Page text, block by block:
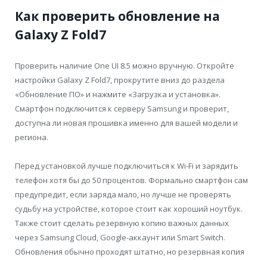
Как проверить обновление на
Galaxy Z Fold7
Проверить наличие One UI 8.5 можно вручную. Откройте
настройки Galaxy Z Fold7, прокрутите вниз до раздела
«Обновление ПО» и нажмите «Загрузка и установка».
Смартфон подключится к серверу Samsung и проверит,
доступна ли новая прошивка именно для вашей модели и
региона.
Перед установкой лучше подключиться к Wi-Fi и зарядить
телефон хотя бы до 50 процентов. Формально смартфон сам
предупредит, если заряда мало, но лучше не проверять
судьбу на устройстве, которое стоит как хороший ноутбук.
Также стоит сделать резервную копию важных данных
через Samsung Cloud, Google-аккаунт или Smart Switch.
Обновления обычно проходят штатно, но резервная копия